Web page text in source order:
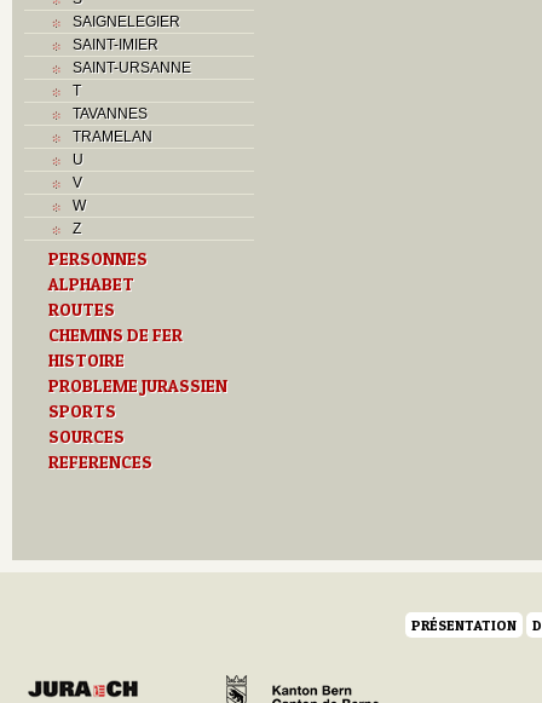
SAIGNELEGIER
SAINT-IMIER
SAINT-URSANNE
T
TAVANNES
TRAMELAN
U
V
W
Z
PERSONNES
ALPHABET
ROUTES
CHEMINS DE FER
HISTOIRE
PROBLEME JURASSIEN
SPORTS
SOURCES
REFERENCES
PRÉSENTATION